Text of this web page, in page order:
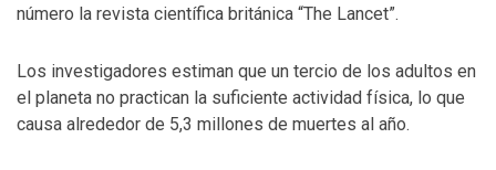
número la revista científica británica “The Lancet”.
Los investigadores estiman que un tercio de los adultos en
el planeta no practican la suficiente actividad física, lo que
causa alrededor de 5,3 millones de muertes al año.